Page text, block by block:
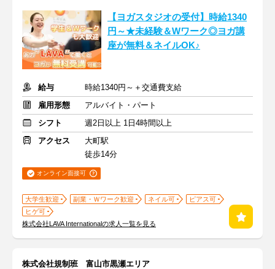
【ヨガスタジオの受付】時給1340
円～★未経験＆Wワーク◎ヨガ講
座が無料＆ネイルOK♪
給与
時給1340円～＋交通費支給
雇用形態
アルバイト・パート
シフト
週2日以上 1日4時間以上
アクセス
大町駅
徒歩14分
オンライン面接可
大学生歓迎 副業・Ｗワーク歓迎 ネイル可
ピアス可
ヒゲ可
株式会社LAVA Internationalの求人一覧を見る
株式会社規制班 富山市黒瀬エリア